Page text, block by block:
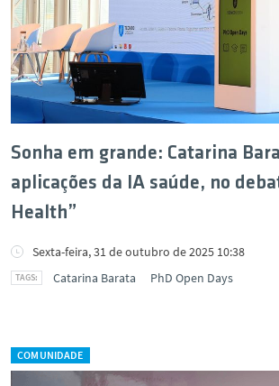
Sonha em grande: Catarina
aplicações da IA saúde, no
Health”
Sexta-feira, 31 de outubro de 2025 10:38
Catarina Barata
PhD Open Days
COMUNIDADE